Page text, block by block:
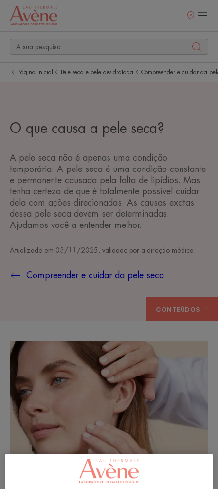
Pontos
Página inicial Pele seca e pele desidratada Compreender e cuidar da
O que causa a pele seca?
A pele seca não é apenas uma condição
temporária. A pele seca é uma condição constante
e permanente causada pela falta de lipídios. Mas
tenha certeza de que é totalmente possível cuidar
dela com ações direcionadas. As causas exatas
dessa pele seca devem ser determinadas.
Ajudamos você a entender melhor.
Atualizado em 03/11/2025 , validado por a direção médica
Compreender e cuidar da pele seca
CONTEÚDOS